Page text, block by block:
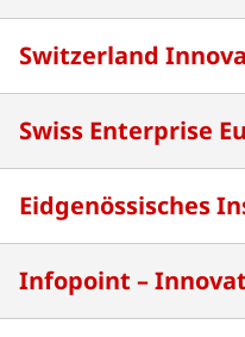
Switzerland
Swiss Enterprise
Eidgenössisches
Infopoint –